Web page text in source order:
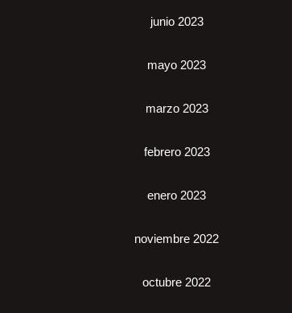
junio 2023
mayo 2023
marzo 2023
febrero 2023
enero 2023
noviembre 2022
octubre 2022